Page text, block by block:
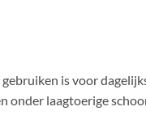
is voor
onder laagtoerige